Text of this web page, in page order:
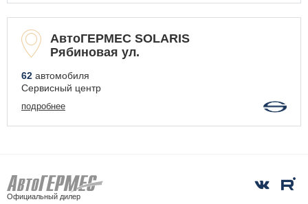
АвтоГЕРМЕС SOLARIS
Рябиновая ул.
62 автомобиля
Сервисный центр
подробнее
Официальный дилер